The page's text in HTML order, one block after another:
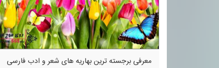
معرفی برجسته ترین بهاریه های شعر و ادب فارسی